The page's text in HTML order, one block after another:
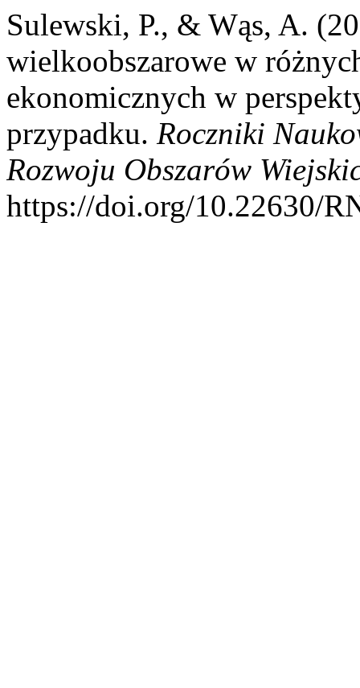
Sulewski, P., & Wąs, A.
wielkoobszarowe w
ekonomicznych w
przypadku. Roczniki
Rozwoju Obszarów
https://doi.org/10.22630/